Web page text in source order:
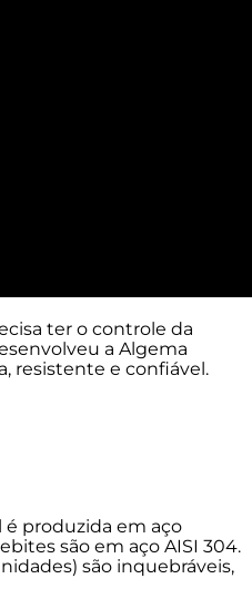
ter o controle da
a Algema
resistente e confiável.
é produzida em aço
são em aço AISI 304.
são inquebráveis,